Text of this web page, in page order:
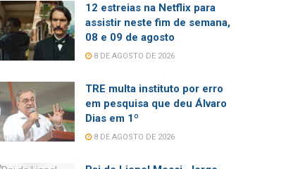
12 estreias na Netflix para
assistir neste fim de semana,
08 e 09 de agosto
8 DE AGOSTO DE 2026
TRE multa instituto por erro
em pesquisa que deu Álvaro
Dias em 1º
8 DE AGOSTO DE 2026